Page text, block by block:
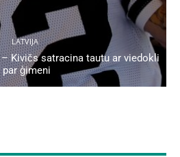
LATVIJA
– Kivičs satracina tautu ar viedokli
par ģimeni